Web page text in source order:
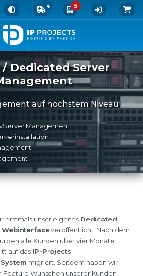
4 5
/ Dedicated Server
auf höchstem Niveau!
Management
erstmals unser eigenes Dedicated
Webinterfaceveröffentlicht. Nach dem
alle Kunden über vier Monate
auf das IP-Projects
migriert. Seitdem haben wir
Feature Wünschen unserer Kunden